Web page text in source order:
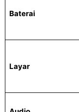
Baterai
Layar